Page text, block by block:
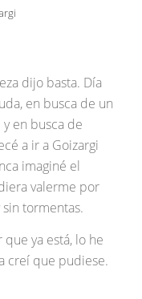
dijo basta. Día
en busca de un
en busca de
a ir a Goizargi
imaginé el
valerme por
tormentas.
ya está, lo he
creí que pudiese.